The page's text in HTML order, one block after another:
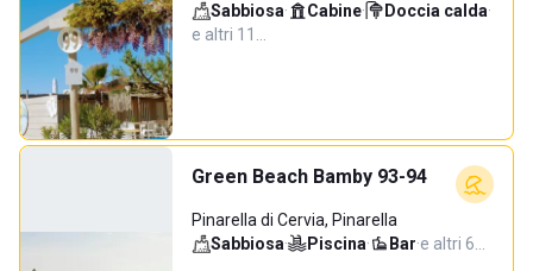
Sabbiosa· Cabine· Doccia calda·
e altri 11…
Green Beach Bamby 93-94
Pinarella di Cervia, Pinarella
Sabbiosa· Piscina· Bar·e altri 6…